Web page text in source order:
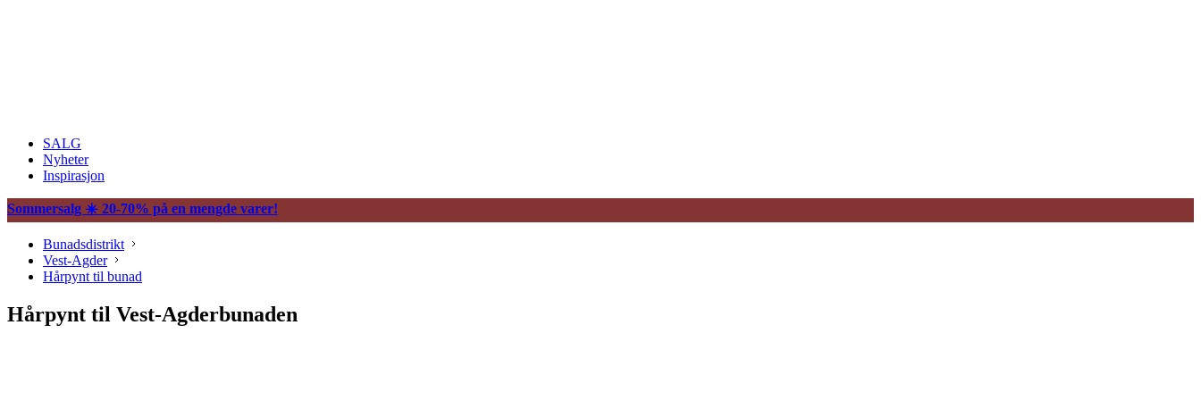
SALG
Nyheter
Inspirasjon
Sommersalg ☀️ 20-70% på en mengde varer!
Bunadsdistrikt
Vest-Agder
Hårpynt til bunad
Hårpynt til Vest-Agderbunaden